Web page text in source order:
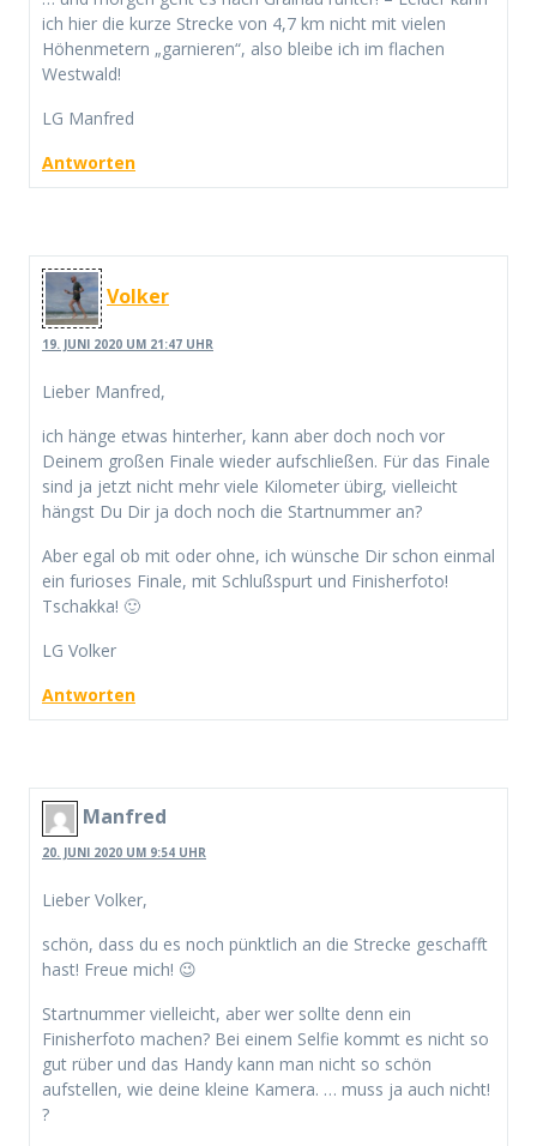
ich hier die kurze Strecke von 4,7 km nicht mit vielen
Höhenmetern „garnieren“, also bleibe ich im flachen
Westwald!
LG Manfred
Antworten
Volker
19. JUNI 2020 UM 21:47 UHR
Lieber Manfred,
ich hänge etwas hinterher, kann aber doch noch vor
Deinem großen Finale wieder aufschließen. Für das Finale
sind ja jetzt nicht mehr viele Kilometer übirg, vielleicht
hängst Du Dir ja doch noch die Startnummer an?
Aber egal ob mit oder ohne, ich wünsche Dir schon einmal
ein furioses Finale, mit Schlußspurt und Finisherfoto!
Tschakka! 🙂
LG Volker
Antworten
Manfred
20. JUNI 2020 UM 9:54 UHR
Lieber Volker,
schön, dass du es noch pünktlich an die Strecke geschafft
hast! Freue mich! 😉
Startnummer vielleicht, aber wer sollte denn ein
Finisherfoto machen? Bei einem Selfie kommt es nicht so
gut rüber und das Handy kann man nicht so schön
aufstellen, wie deine kleine Kamera. … muss ja auch nicht!
?